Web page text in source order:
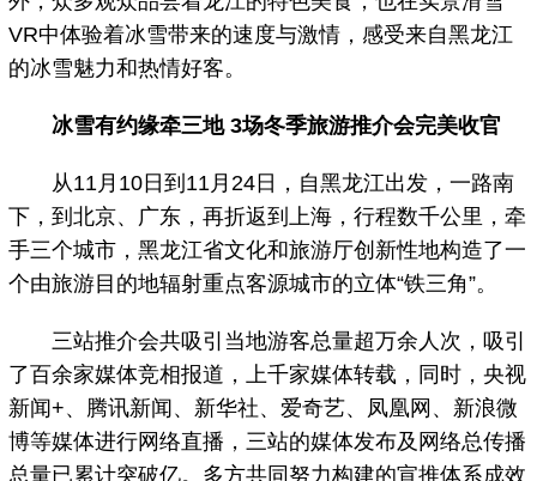
VR中体验着冰雪带来的速度与激情，感受来自黑龙江
的冰雪魅力和热情好客。
冰雪有约缘牵三地 3场冬季旅游推介会完美收官
从11月10日到11月24日，自黑龙江出发，一路南
下，到北京、广东，再折返到上海，行程数千公里，牵
手三个城市，黑龙江省文化和旅游厅创新性地构造了一
个由旅游目的地辐射重点客源城市的立体“铁三角”。
三站推介会共吸引当地游客总量超万余人次，吸引
了百余家媒体竞相报道，上千家媒体转载，同时，央视
新闻+、腾讯新闻、新华社、爱奇艺、凤凰网、新浪微
博等媒体进行网络直播，三站的媒体发布及网络总传播
总量已累计突破亿。多方共同努力构建的宣推体系成效